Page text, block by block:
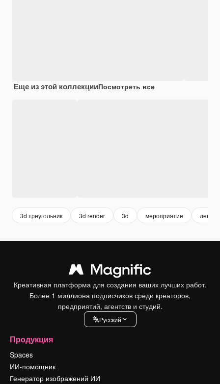
Еще из этой коллекцииПосмотреть все
3d треугольник 3d render 3d мероприятие
Креативная платформа для создания ваших лучших работ.
Более 1 миллиона подписчиков среди креаторов,
предприятий, агентств и студий.
Pусский
Продукция
Spaces
ИИ-помощник
Генератор изображений ИИ